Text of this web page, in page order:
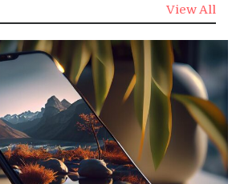
View All